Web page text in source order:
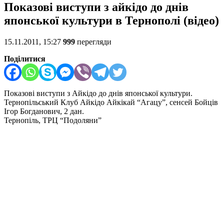
Показові виступи з айкідо до днів
японської культури в Тернополі (відео)
15.11.2011, 15:27 999 перегляди
Поділитися
Показові виступи з Айкідо до днів японської культури.
Тернопільський Клуб Айкідо Айкікай “Агацу”, сенсей Бойців
Ігор Богданович, 2 дан.
Тернопіль, ТРЦ “Подоляни”